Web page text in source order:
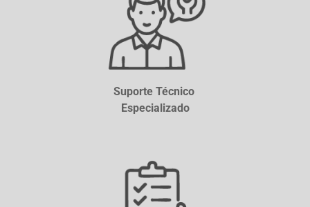
Suporte Técnico
Especializado